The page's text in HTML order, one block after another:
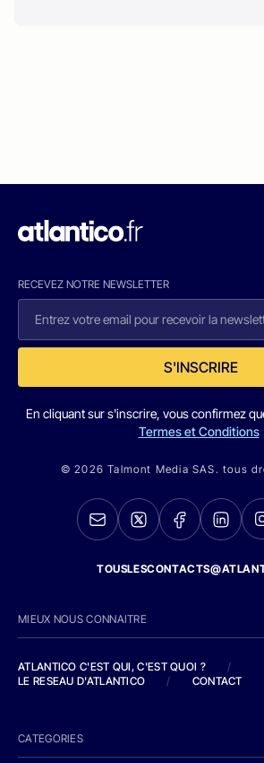
RECEVEZ NOTRE NEWSLETTER
S'INSCRIRE
En cliquant sur s'inscrire, vous confirmez
Termes et Conditions
© 2026 Talmont Media SAS. tous
MIEUX NOUS CONNAITRE
ATLANTICO C'EST QUI, C'EST QUOI ?
/
LE RESEAU D'ATLANTICO
/ CONTACT
CATEGORIES